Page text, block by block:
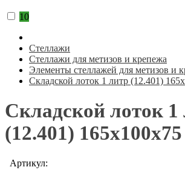
10
Стеллажи
Стеллажи для метизов и крепежа
Элементы стеллажей для метизов и
Складской лоток 1 литр (12.401)
Складской лоток 1
(12.401)
Артикул: